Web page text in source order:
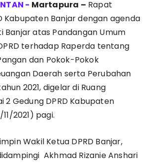
Martapura – Rapat
Kabupaten Banjar dengan agenda
Banjar atas Pandangan Umum
terhadap Raperda tentang
dan Pokok-Pokok
Daerah serta Perubahan
2021, digelar di Ruang
2 Gedung DPRD Kabupaten
2021) pagi.
Wakil Ketua DPRD Banjar,
Akhmad Rizanie Anshari